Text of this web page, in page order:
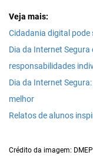
Veja mais:
Cidadania digital pode
Dia da Internet
responsabilidades
Dia da Internet
melhor
Relatos de alunos
Crédito da imagem: